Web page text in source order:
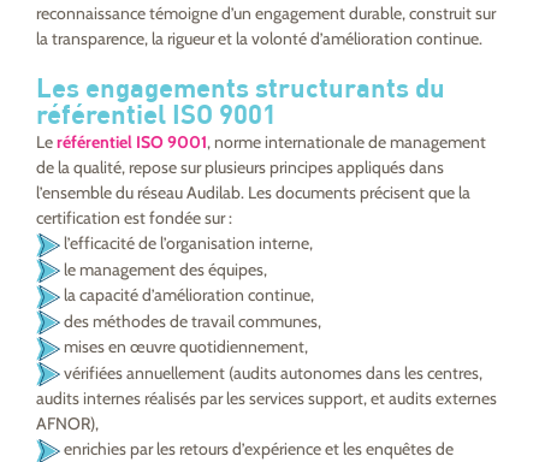
reconnaissance témoigne d’un engagement durable, construit sur
la transparence, la rigueur et la volonté d’amélioration continue.
Les engagements structurants du
référentiel ISO 9001
Leréférentiel ISO 9001, norme internationale de management
de la qualité, repose sur plusieurs principes appliqués dans
l’ensemble du réseau Audilab. Les documents précisent que la
certification est fondée sur :
l’efficacité de l’organisation interne,
le management des équipes,
la capacité d’amélioration continue,
des méthodes de travail communes,
mises en œuvre quotidiennement,
vérifiées annuellement (audits autonomes dans les centres,
audits internes réalisés par les services support, et audits externes
AFNOR),
enrichies par les retours d’expérience et les enquêtes de